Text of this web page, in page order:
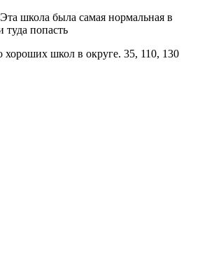
школа была самая нормальная в
туда попасть
школ в округе. 35, 110, 130